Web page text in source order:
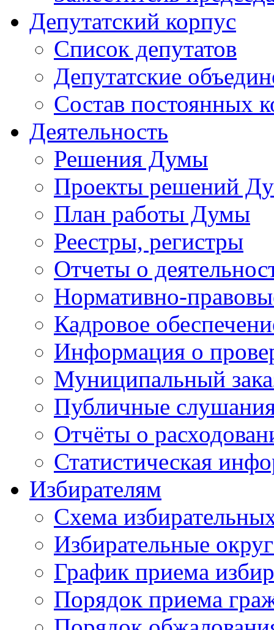
Депутатский корпус
Список депутатов
Депутатские
Состав постоянных
Деятельность
Решения Думы
Проекты решений
План работы Думы
Реестры, регистры
Отчеты о
Нормативно-
Кадровое
Информация о
Муниципальный
Публичные
Отчёты о
Статистическая
Избирателям
Схема
Избирательные
График приема
Порядок приема